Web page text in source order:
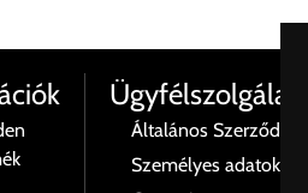
átvenni Budapesti
Ügyfélszolgálat
Általános Szerződési
Személyes adatok